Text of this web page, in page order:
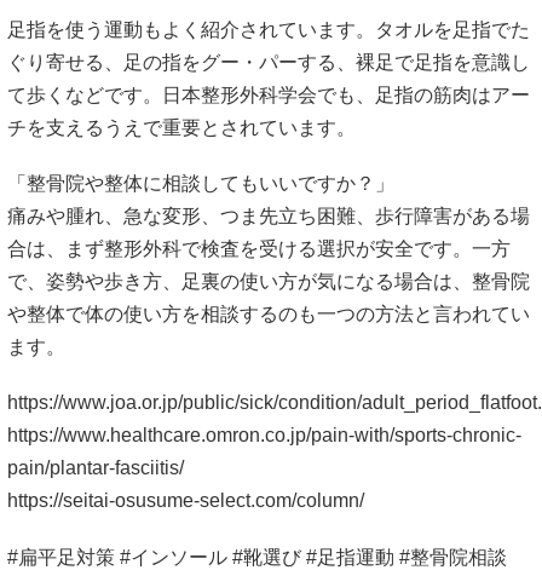
足指を使う運動もよく紹介されています。タオルを足指でた
ぐり寄せる、足の指をグー・パーする、裸足で足指を意識し
て歩くなどです。日本整形外科学会でも、足指の筋肉はアー
チを支えるうえで重要とされています。
「整骨院や整体に相談してもいいですか？」
痛みや腫れ、急な変形、つま先立ち困難、歩行障害がある場
合は、まず整形外科で検査を受ける選択が安全です。一方
で、姿勢や歩き方、足裏の使い方が気になる場合は、整骨院
や整体で体の使い方を相談するのも一つの方法と言われてい
ます。
https://www.joa.or.jp/public/sick/condition/
https://www.healthcare.omron.co.jp/pain-with/sports-chronic-
pain/plantar-fasciitis/
https://seitai-osusume-select.com/column/
#扁平足対策 #インソール #靴選び #足指運動 #整骨院相談